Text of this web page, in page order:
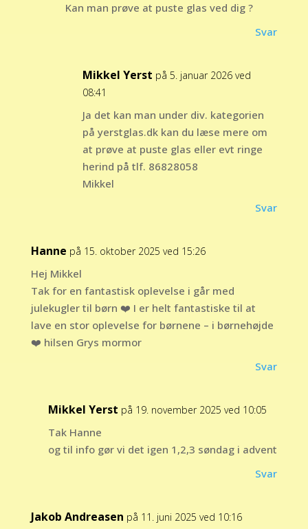
Kan man prøve at puste glas ved dig ?
Svar
Mikkel Yerst på 5. januar 2026 ved
08:41
Ja det kan man under div. kategorien
på yerstglas.dk kan du læse mere om
at prøve at puste glas eller evt ringe
herind på tlf. 86828058
Mikkel
Svar
Hanne på 15. oktober 2025 ved 15:26
Hej Mikkel
Tak for en fantastisk oplevelse i går med
julekugler til børn ❤️ I er helt fantastiske til at
lave en stor oplevelse for børnene – i børnehøjde
❤️ hilsen Grys mormor
Svar
Mikkel Yerst på 19. november 2025 ved 10:05
Tak Hanne
og til info gør vi det igen 1,2,3 søndag i advent
Svar
Jakob Andreasen på 11. juni 2025 ved 10:16